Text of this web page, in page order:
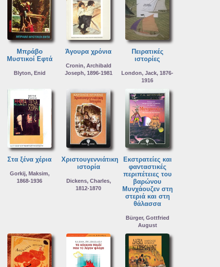
Μπράβο
Μυστικοί Εφτά
Blyton, Enid
Άγουρα χρόνια
Cronin, Archibald
Joseph, 1896-1981
Πειρατικές
ιστορίες
London, Jack, 1876-
1916
Στα ξένα χέρια
Gorkij, Maksim,
1868-1936
Χριστουγεννιάτικη
ιστορία
Dickens, Charles,
1812-1870
Εκστρατείες και
φανταστικές
περιπέτειες του
βαρώνου
Μυνχάουζεν στη
στεριά και στη
θάλασσα
Bürger, Gottfried
August